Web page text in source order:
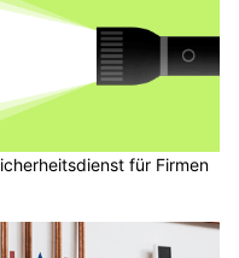
für Firmen